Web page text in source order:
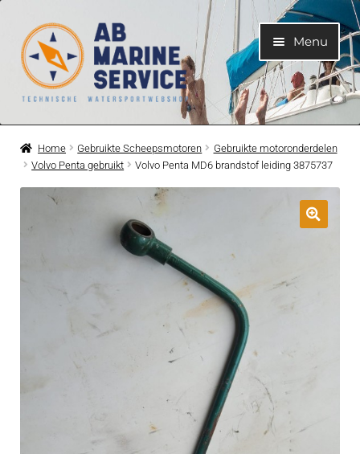
Ga
door
naar
navigatie
Ga
naar
de
inhoud
Menu
Home
Motoren
Submenu
Motoronderdelen
Submenu
Home Gebruikte Scheepsmotoren
Gebruikte motoronderdelen
Volvo Penta gebruikt
Volvo Penta MD6 brandstof leiding 3875737